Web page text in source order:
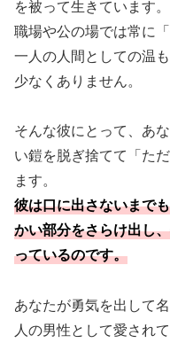
を被って生きています。
職場や公の場では常に
一人の人間としての温
少なくありません。
そんな彼にとって、あ
い鎧を脱ぎ捨てて「た
ます。
彼は口に出さないまで
かい部分をさらけ出し
っているのです。
あなたが勇気を出して
人の男性として愛され